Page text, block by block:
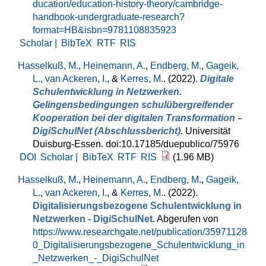
ducation/education-history-theory/cambridge-
handbook-undergraduate-research?
format=HB&isbn=9781108835923
Scholar |
BibTeX RTF RIS
Hasselkuß, M., Heinemann, A., Endberg, M., Gageik,
L., van Ackeren, I., & Kerres, M.. (2022). Digitale
Schulentwicklung in Netzwerken.
Gelingensbedingungen schulübergreifender
Kooperation bei der digitalen Transformation –
DigiSchulNet (Abschlussbericht). Universität
Duisburg-Essen. doi:10.17185/duepublico/75976
DOI
Scholar | BibTeX RTF RIS (1.96 MB)
Hasselkuß, M., Heinemann, A., Endberg, M., Gageik,
L., van Ackeren, I., & Kerres, M.. (2022).
Digitalisierungsbezogene Schulentwicklung in
Netzwerken - DigiSchulNet. Abgerufen von
https://www.researchgate.net/publication/35971128
0_Digitalisierungsbezogene_Schulentwicklung_in
_Netzwerken_-_DigiSchulNet